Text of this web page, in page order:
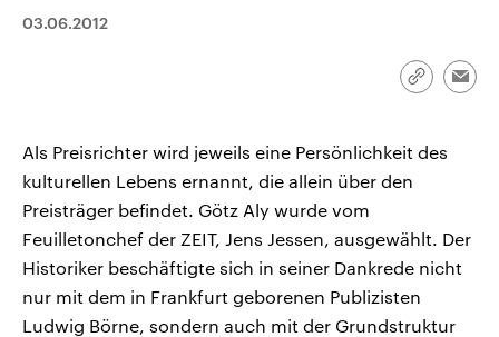
Umfragen, Prognosen,
03.06.2012
Link
Als Preisrichter wird jeweils eine Persönlichkeit des
kulturellen Lebens ernannt, die allein über den
Preisträger befindet. Götz Aly wurde vom
Feuilletonchef der ZEIT, Jens Jessen, ausgewählt. Der
Historiker beschäftigte sich in seiner Dankrede nicht
nur mit dem in Frankfurt geborenen Publizisten
Ludwig Börne, sondern auch mit der Grundstruktur